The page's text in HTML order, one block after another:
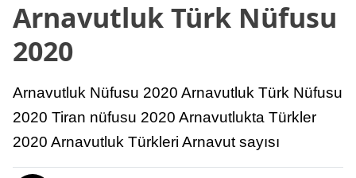
Arnavutluk Türk Nüfusu
2020
Arnavutluk Nüfusu 2020 Arnavutluk Türk Nüfusu
2020 Tiran nüfusu 2020 Arnavutlukta Türkler
2020 Arnavutluk Türkleri Arnavut sayısı